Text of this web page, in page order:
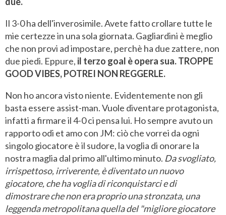
Il 3-0 ha dell'inverosimile. Avete fatto crollare tutte le
mie certezze in una sola giornata. Gagliardini è meglio
che non provi ad impostare, perchè ha due zattere, non
due piedi. Eppure, il terzo goal è opera sua. TROPPE
GOOD VIBES, POTREI NON REGGERLE.
Non ho ancora visto niente. Evidentemente non gli
basta essere assist-man. Vuole diventare protagonista,
infatti a firmare il 4-0 ci pensa lui. Ho sempre avuto un
rapporto odi et amo con JM: ciò che vorrei da ogni
singolo giocatore è il sudore, la voglia di onorare la
nostra maglia dal primo all'ultimo minuto. Da svogliato,
irrispettoso, irriverente, è diventato un nuovo
giocatore, che ha voglia di riconquistarci e di
dimostrare che non era proprio una stronzata, una
leggenda metropolitana quella del "migliore giocatore